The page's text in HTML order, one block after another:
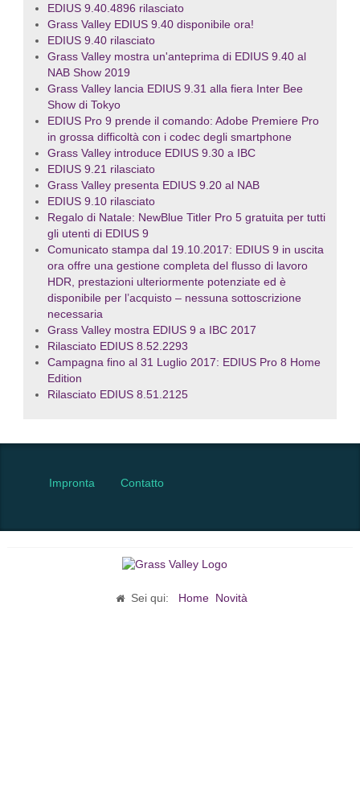
EDIUS 9.40.4896 rilasciato
Grass Valley EDIUS 9.40 disponibile ora!
EDIUS 9.40 rilasciato
Grass Valley mostra un'anteprima di EDIUS 9.40 al
NAB Show 2019
Grass Valley lancia EDIUS 9.31 alla fiera Inter Bee
Show di Tokyo
EDIUS Pro 9 prende il comando: Adobe Premiere Pro
in grossa difficoltà con i codec degli smartphone
Grass Valley introduce EDIUS 9.30 a IBC
EDIUS 9.21 rilasciato
Grass Valley presenta EDIUS 9.20 al NAB
EDIUS 9.10 rilasciato
Regalo di Natale: NewBlue Titler Pro 5 gratuita per tutti
gli utenti di EDIUS 9
Comunicato stampa dal 19.10.2017: EDIUS 9 in uscita
ora offre una gestione completa del flusso di lavoro
HDR, prestazioni ulteriormente potenziate ed è
disponibile per l’acquisto – nessuna sottoscrizione
necessaria
Grass Valley mostra EDIUS 9 a IBC 2017
Rilasciato EDIUS 8.52.2293
Campagna fino al 31 Luglio 2017: EDIUS Pro 8 Home
Edition
Rilasciato EDIUS 8.51.2125
Impronta Contatto
Sei qui: Home Novità